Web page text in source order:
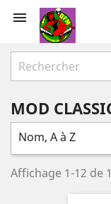

MOD
Nom, A à Z
Affichage 1-12 de